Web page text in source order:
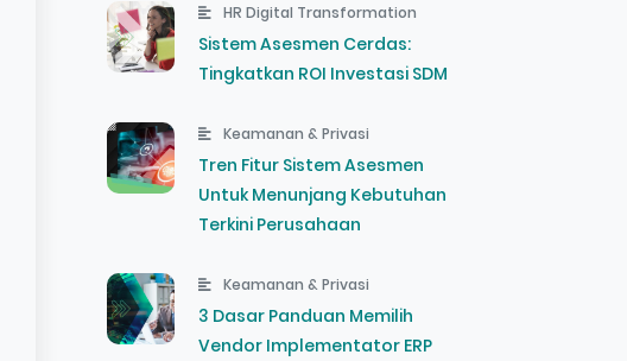
HR Digital Transformation
Sistem Asesmen Cerdas:
Tingkatkan ROI Investasi SDM
Keamanan & Privasi
Tren Fitur Sistem Asesmen
Untuk Menunjang Kebutuhan
Terkini Perusahaan
Keamanan & Privasi
3 Dasar Panduan Memilih
Vendor Implementator ERP